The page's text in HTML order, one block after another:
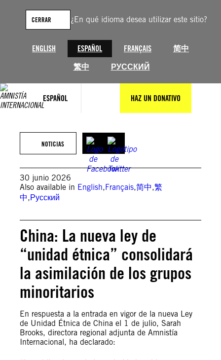
¿En qué idioma desea utilizar este sitio?
ENGLISH ESPAÑOL FRANÇAIS
简中
繁中
РУССКИЙ
CERRAR
ESPAÑOL HAZ UN DONATIVO
contenido
NOTICIAS
30 junio 2026
Also available in English,Français,简中,繁
中,Русский
China: La nueva ley de
“unidad étnica” consolidará
la asimilación de los grupos
minoritarios
En respuesta a la entrada en vigor de la nueva Ley
de Unidad Étnica de China el 1 de julio, Sarah
Brooks, directora regional adjunta de Amnistía
Internacional, ha declarado: